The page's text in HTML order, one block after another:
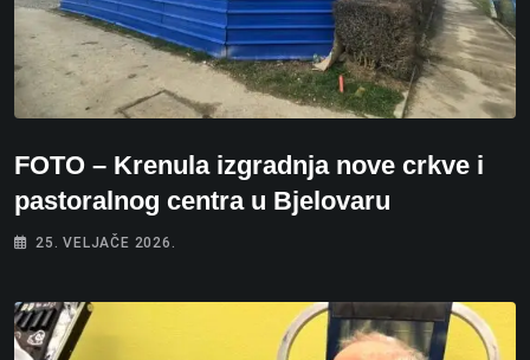
FOTO – Krenula izgradnja nove crkve i
pastoralnog centra u Bjelovaru
25. VELJAČE 2026.